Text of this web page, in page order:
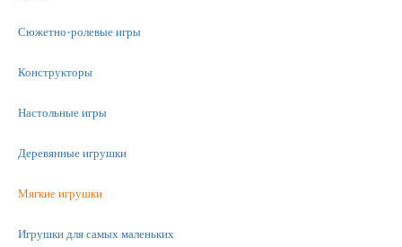
Сюжетно-ролевые игры
Конструкторы
Настольные игры
Деревянные игрушки
Мягкие игрушки
Игрушки для самых маленьких